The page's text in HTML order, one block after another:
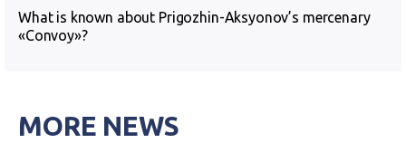
What is known about Prigozhin-Aksyonov’s mercenary
«Convoy»?
MORE NEWS